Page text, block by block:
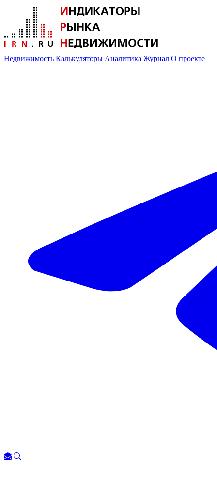
Недвижимость Калькуляторы Аналитика Журнал О проекте